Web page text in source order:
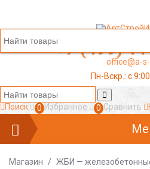
+7 (499)
office@a-
Пн-Вскр.: c
Поиск 0 Избранное 0 Сравнить
Магазин / ЖБИ —